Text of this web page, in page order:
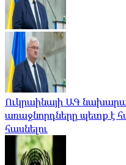
Ուկրաինայի ԱԳ
առաջնորդները պետք է
հասնելու